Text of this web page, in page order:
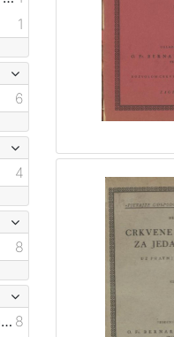
1
6
4
8
Digitalizirana zagrebačka baština 8